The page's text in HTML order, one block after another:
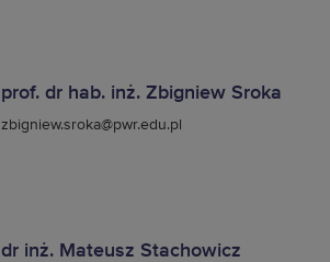
prof. dr hab. inż. Zbigniew Sroka
zbigniew.sroka@pwr.edu.pl
dr inż. Mateusz Stachowicz